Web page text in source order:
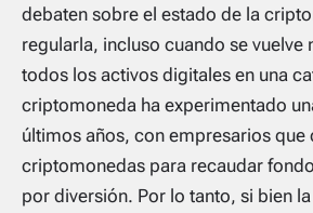
debaten sobre el estado de la
regularla, incluso cuando se vuelve
todos los activos digitales en una
criptomoneda ha experimentado
últimos años, con empresarios que
criptomonedas para recaudar
por diversión. Por lo tanto, si bien